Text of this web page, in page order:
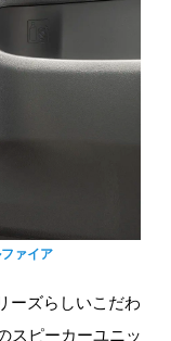
ァイア
ーズらしいこだわ
スピーカーユニッ